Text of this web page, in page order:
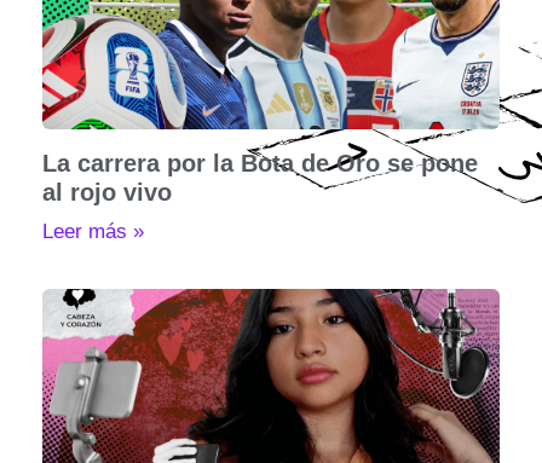
La carrera por la Bota de Oro se pone
al rojo vivo
Leer más »